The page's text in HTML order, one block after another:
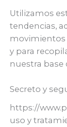
Utilizamos
tendencias,
movimientos
y para
nuestra base
Secreto y
https://
uso y